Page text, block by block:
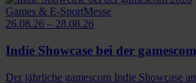
Games & E-SportMesse
26.08.26 – 28.08.26
Indie Showcase bei der
Der jährliche gamescom Indie Showcase